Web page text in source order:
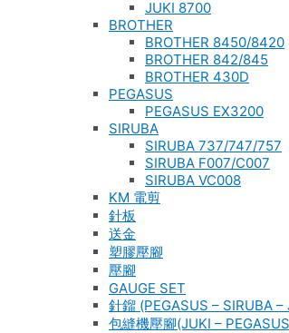
JUKI 8700
BROTHER
BROTHER 8450/8420
BROTHER 842/845
BROTHER 430D
PEGASUS
PEGASUS EX3200
SIRUBA
SIRUBA 737/747/757
SIRUBA F007/C007
SIRUBA VC008
KM 電剪
針板
送金
塑膠壓腳
壓腳
GAUGE SET
針鎦 (PEGASUS – SIRUBA –
包縫機壓腳(JUKI –